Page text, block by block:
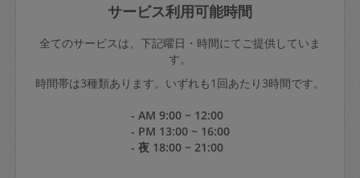
サービス利用可能時間
全てのサービスは、下記曜日・時間にてご提供していま
す。
時間帯は3種類あります。いずれも1回あたり3時間です。
- AM 9:00 ~ 12:00
- PM 13:00 ~ 16:00
- 夜 18:00 ~ 21:00